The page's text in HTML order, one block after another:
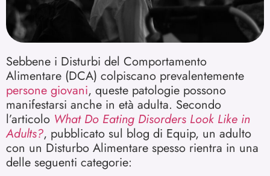
Sebbene i Disturbi del Comportamento
Alimentare (DCA) colpiscano prevalentemente
persone giovani, queste patologie possono
manifestarsi anche in età adulta. Secondo
l’articolo What Do Eating Disorders Look Like in
Adults?, pubblicato sul blog di Equip, un adulto
con un Disturbo Alimentare spesso rientra in una
delle seguenti categorie: